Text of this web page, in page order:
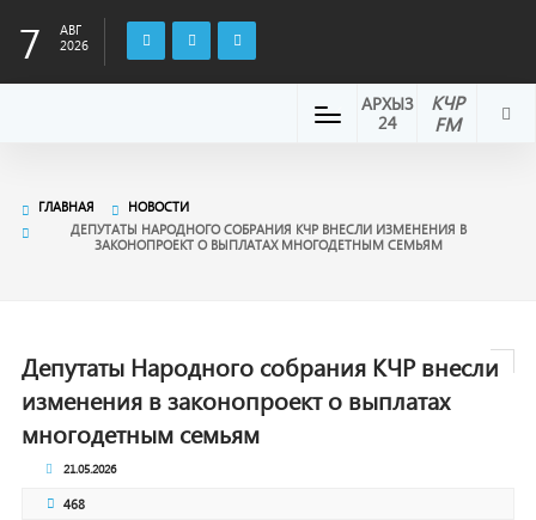
7
АВГ
2026
КЧР
FM
АРХЫЗ
24
ГЛАВНАЯ
НОВОСТИ
ДЕПУТАТЫ НАРОДНОГО СОБРАНИЯ КЧР ВНЕСЛИ ИЗМЕНЕНИЯ В
ЗАКОНОПРОЕКТ О ВЫПЛАТАХ МНОГОДЕТНЫМ СЕМЬЯМ
Депутаты Народного собрания КЧР внесли
изменения в законопроект о выплатах
многодетным семьям
21.05.2026
468